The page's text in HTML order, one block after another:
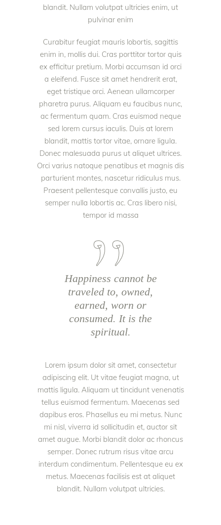
blandit. Nullam volutpat ultricies enim, ut
pulvinar enim
Curabitur feugiat mauris lobortis, sagittis
enim in, mollis dui. Cras porttitor tortor quis
ex efficitur pretium. Morbi accumsan id orci
a eleifend. Fusce sit amet hendrerit erat,
eget tristique orci. Aenean ullamcorper
pharetra purus. Aliquam eu faucibus nunc,
ac fermentum quam. Cras euismod neque
sed lorem cursus iaculis. Duis at lorem
blandit, mattis tortor vitae, ornare ligula.
Donec malesuada purus ut aliquet ultrices.
Orci varius natoque penatibus et magnis dis
parturient montes, nascetur ridiculus mus.
Praesent pellentesque convallis justo, eu
semper nulla lobortis ac. Cras libero nisi,
tempor id massa
Happiness cannot be
traveled to, owned,
earned, worn or
consumed. It is the
spiritual.
Lorem ipsum dolor sit amet, consectetur
adipiscing elit. Ut vitae feugiat magna, ut
mattis ligula. Aliquam ut tincidunt venenatis
tellus euismod fermentum. Maecenas sed
dapibus eros. Phasellus eu mi metus. Nunc
mi nisl, viverra id sollicitudin et, auctor sit
amet augue. Morbi blandit dolor ac rhoncus
semper. Donec rutrum risus vitae arcu
interdum condimentum. Pellentesque eu ex
metus. Maecenas facilisis est at aliquet
blandit. Nullam volutpat ultricies.